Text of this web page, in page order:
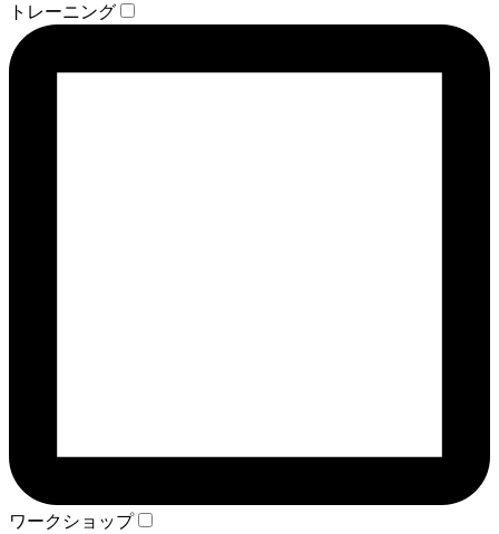
トレーニング
ワークショップ